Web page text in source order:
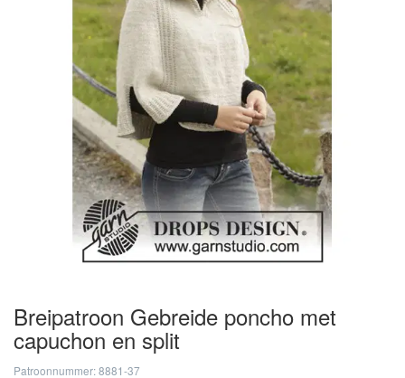
Breipatroon Gebreide poncho met
capuchon en split
Patroonnummer: 8881-37